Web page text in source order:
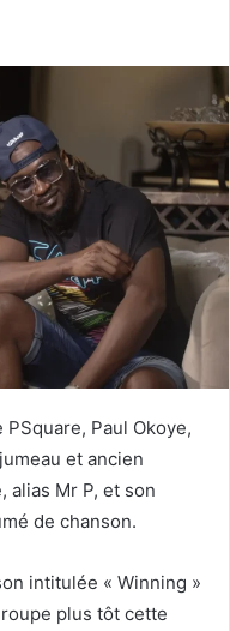
Paul Okoye,
et ancien
alias Mr P, et son
de chanson.
intitulée « Winning »
plus tôt cette